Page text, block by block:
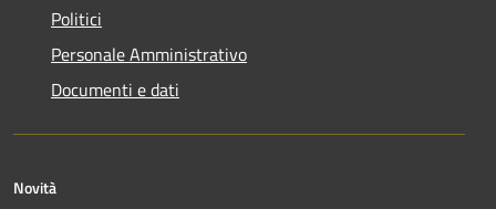
Politici
Personale Amministrativo
Documenti e dati
Novità